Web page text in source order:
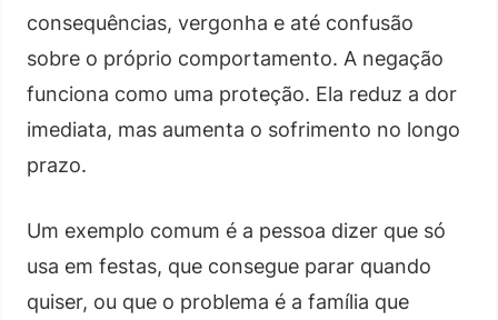
consequências, vergonha e até confusão
sobre o próprio comportamento. A negação
funciona como uma proteção. Ela reduz a dor
imediata, mas aumenta o sofrimento no longo
prazo.
Um exemplo comum é a pessoa dizer que só
usa em festas, que consegue parar quando
quiser, ou que o problema é a família que